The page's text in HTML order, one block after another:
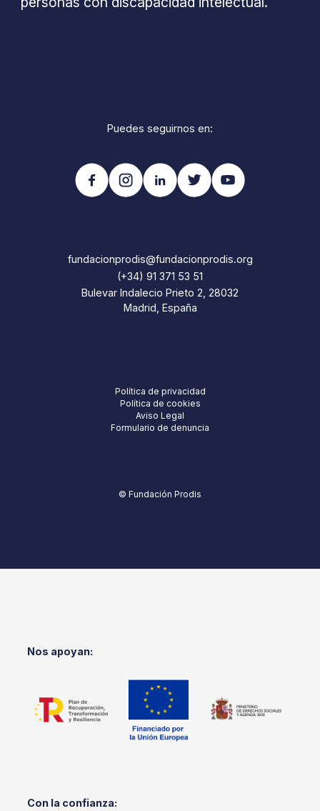
Puedes seguirnos en:
fundacionprodis@fundacionprodis.org
(+34) 91 371 53 51
Bulevar Indalecio Prieto 2, 28032
Madrid, España
Política de privacidad
Política de cookies
Aviso Legal
Formulario de denuncia
© Fundación Prodis
Nos apoyan:
Con la confianza: